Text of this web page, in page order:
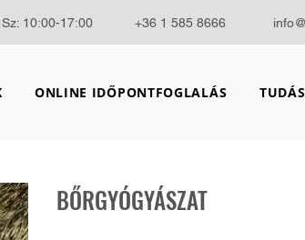
10:00-17:00 +36 1 585 8666
ONLINE IDŐPONTFOGLALÁS
BŐRGYÓGYÁSZAT